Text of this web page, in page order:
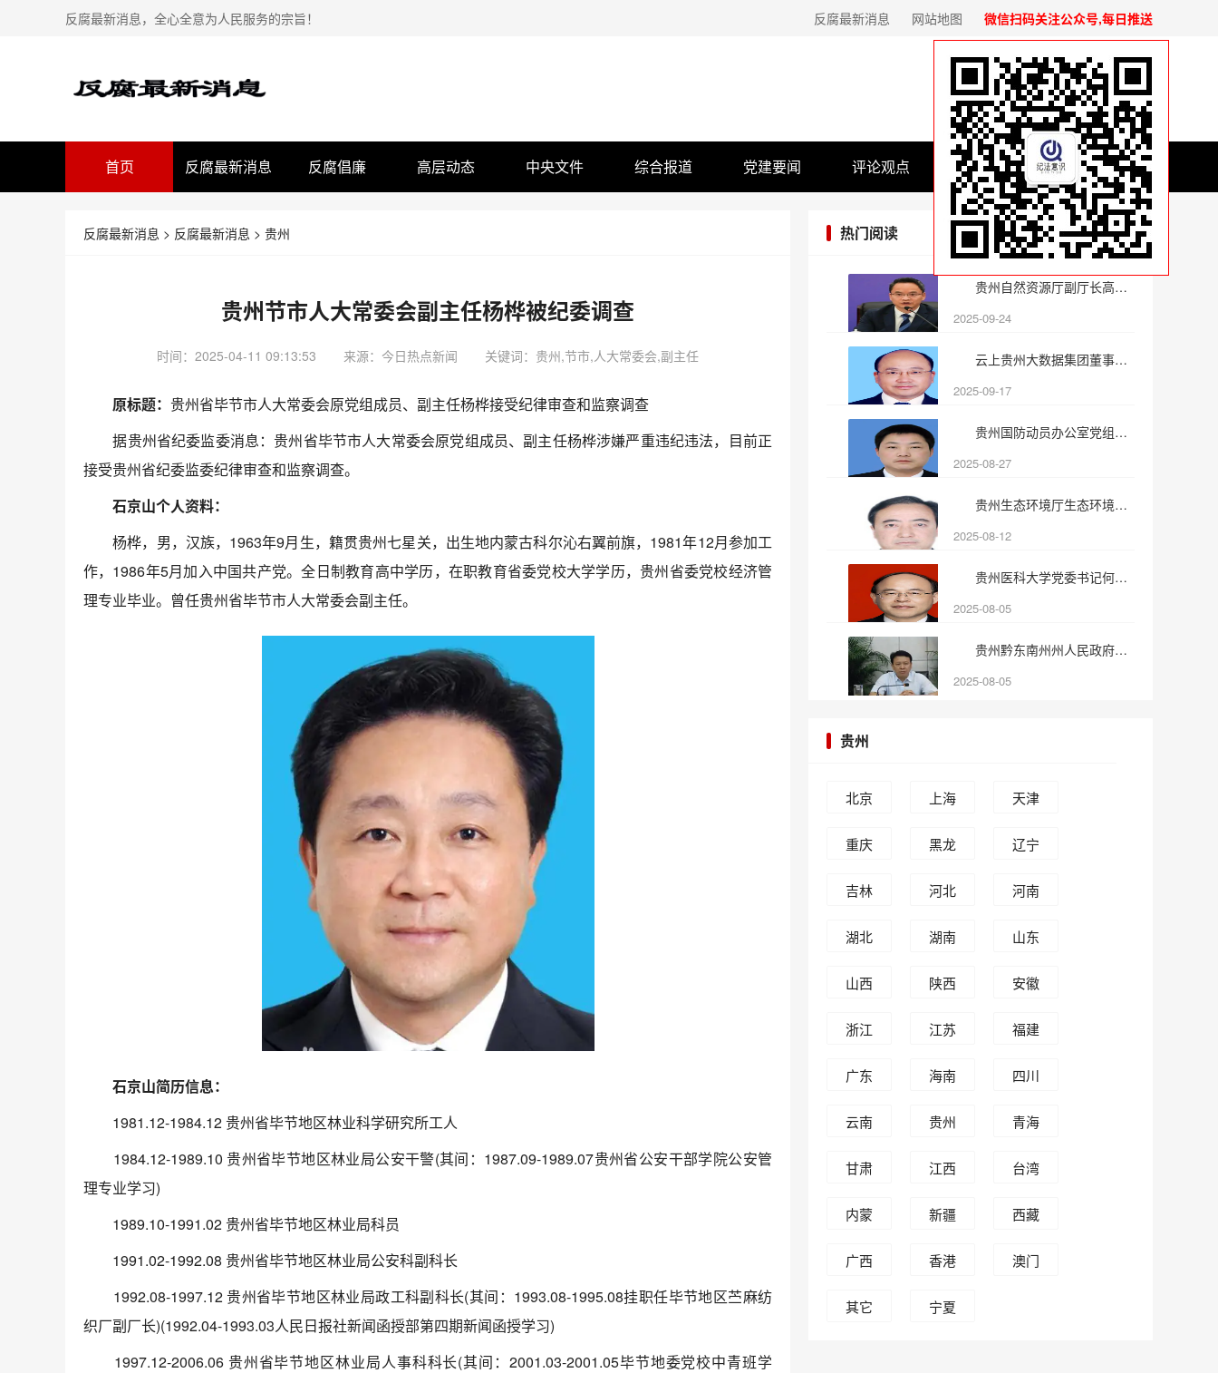
反腐最新消息，全心全意为人民服务的宗旨！ 反腐最新消息 网站地图 微信扫码关注公众号,每日推送
首页 反腐最新消息 反腐倡廉 高层动态 中央文件 综合报道 党建要闻 评论观点 基层党建
反腐最新消息 > 反腐最新消息 > 贵州
贵州节市人大常委会副主任杨桦被纪委调查
时间：2025-04-11 09:13:53 来源： 今日热点新闻 关键词：贵州,节市,人大常委会,副主任
原标题： 贵州省毕节市人大常委会原党组成员、副主任杨桦接受纪律审查和监察调查
据贵州省纪委监委消息：贵州省毕节市人大常委会原党组成员、副主任杨桦涉嫌严重违纪违法，目前正
接受贵州省纪委监委纪律审查和监察调查。
石京山个人资料：
杨桦，男，汉族，1963年9月生，籍贯贵州七星关，出生地内蒙古科尔沁右翼前旗，1981年12月参加工
作，1986年5月加入中国共产党。全日制教育高中学历，在职教育省委党校大学学历，贵州省委党校经济管
理专业毕业。曾任贵州省毕节市人大常委会副主任。
石京山简历信息：
1981.12-1984.12 贵州省毕节地区林业科学研究所工人
1984.12-1989.10 贵州省毕节地区林业局公安干警(其间：1987.09-1989.07贵州省公安干部学院公安管
理专业学习)
1989.10-1991.02 贵州省毕节地区林业局科员
1991.02-1992.08 贵州省毕节地区林业局公安科副科长
1992.08-1997.12 贵州省毕节地区林业局政工科副科长(其间：1993.08-1995.08挂职任毕节地区苎麻纺
织厂副厂长)(1992.04-1993.03人民日报社新闻函授部第四期新闻函授学习)
1997.12-2006.06 贵州省毕节地区林业局人事科科长(其间：2001.03-2001.05毕节地委党校中青班学
热门阅读
贵州自然资源厅副厅长高玉平
2025-09-24
云上贵州大数据集团董事长徐
2025-09-17
贵州国防动员办公室党组书记
2025-08-27
贵州生态环境厅生态环境监察
2025-08-12
贵州医科大学党委书记何志旭
2025-08-05
贵州黔东南州州人民政府原副
2025-08-05
贵州
北京 上海 天津
重庆
黑龙
辽宁
吉林 河北 河南
湖北 湖南 山东
山西 陕西 安徽
浙江 江苏 福建
广东 海南 四川
云南 贵州 青海
甘肃 江西 台湾
内蒙
新疆 西藏
广西 香港 澳门
其它
宁夏